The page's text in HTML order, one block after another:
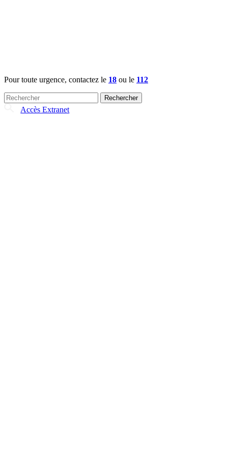
Pour toute urgence, contactez le 18 ou le 112
Rechercher :
Accès Extranet